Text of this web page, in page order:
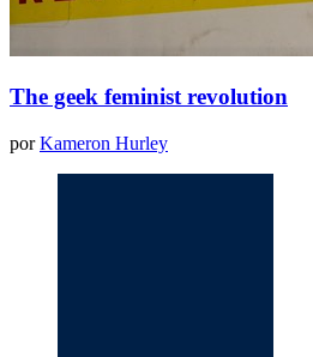
The geek feminist revolution
porKameron Hurley